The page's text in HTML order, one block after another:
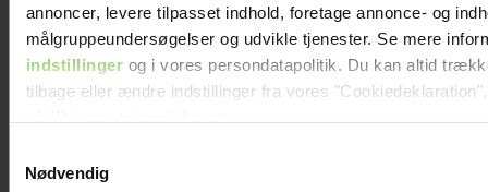
annoncer, levere tilpasset indhold, foretage annonce- og
målgruppeundersøgelser og udvikle tjenester. Se mere
indstillingerog i vores persondatapolitik. Du kan altid
tilbage eller ændre indstillinger fra vores
Dine valg anvendes på hele websitet.
Nødvendig